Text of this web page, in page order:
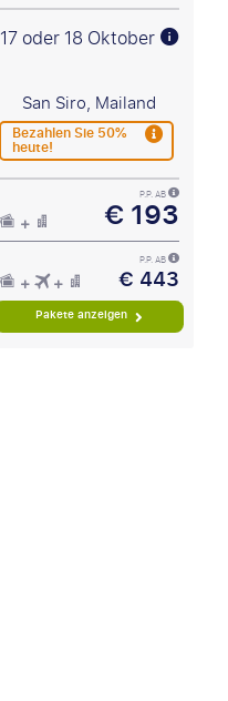
17 oder 18 Oktober
San Siro, Mailand
Bezahlen Sie 50%
heute!
P.P. AB
€ 193
P.P. AB
€ 443
Pakete anzeigen